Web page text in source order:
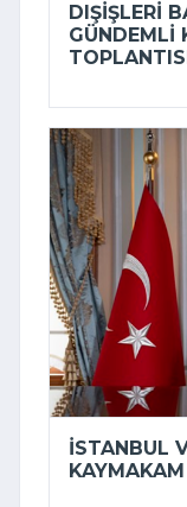
DIŞIŞLERI
GÜNDEMLI
TOPLANTISI
İSTANBUL